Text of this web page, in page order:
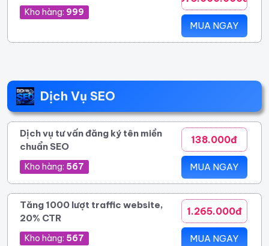
Kho hàng: 999
MUA NGAY
Dịch Vụ SEO
Dịch vụ tư vấn đăng ký tên miền
chuẩn SEO
Kho hàng: 567
138.000đ
MUA NGAY
Tăng 1000 lượt traffic website,
20% CTR
Kho hàng: 567
1.265.000đ
MUA NGAY